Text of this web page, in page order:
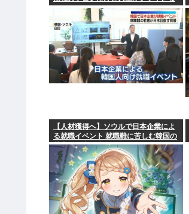
【人材獲得へ】ソウルで日本企業によ
る就職イベント 就職難に苦しむ韓国の
若者が日本に注目